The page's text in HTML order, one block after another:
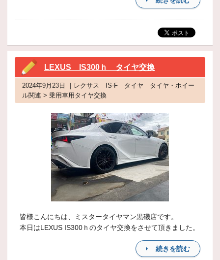
LEXUS IS300ｈ タイヤ交換
2024年9月23日 ｜レクサス IS-F タイヤ タイヤ・ホイー
ル関連 > 乗用車用タイヤ交換
皆様こんにちは、ミスタータイヤマン黒磯店です。
本日はLEXUS IS300ｈのタイヤ交換をさせて頂きました。
続きを読む